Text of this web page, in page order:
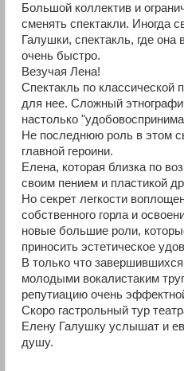
Большой коллектив и
сменять спектакли. Иногда
Галушки, спектакль, где она
очень быстро.
Везучая Лена!
Спектакль по классической
для нее. Сложный
настолько
Не последнюю роль в этом
главной героини.
Елена, которая близка по
своим пением и пластикой
Но секрет легкости
собственного горла и
новые большие роли,
приносить эстетическое
В только что
молодыми вокалистаким
репутиацию очень
Скоро гастрольный тур
Елену Галушку услышат и
душу.